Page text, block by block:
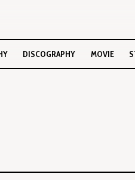
DISCOGRAPHY MOVIE